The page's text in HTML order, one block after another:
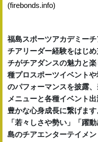
(firebonds.info)
福島スポーツアカデミー
チアリーダー経験をはじ
チがチアダンスの魅力と
種プロスポーツイベント
のパフォーマンスを披露
メニューと各種イベント
豊かな心身成長に繋げま
「若々しさや勢い」「躍
島のチアエンターテイメン